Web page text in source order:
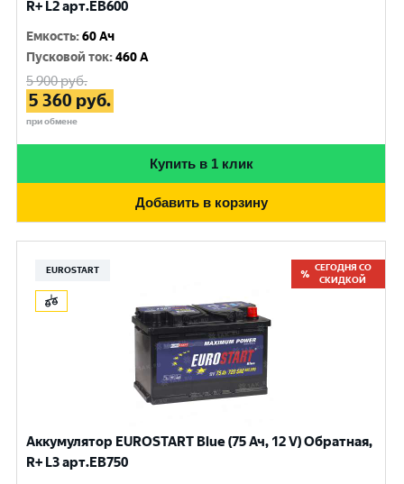
R+ L2 арт.EB600
Емкость:60 Ач
Пусковой ток:460 A
5 900руб.
5 360 руб.
при обмене
Купить в 1 клик
Добавить в корзину
EUROSTART
СЕГОДНЯ СО
СКИДКОЙ
Аккумулятор EUROSTART Blue (75 Ач, 12 V) Обратная,
R+ L3 арт.EB750